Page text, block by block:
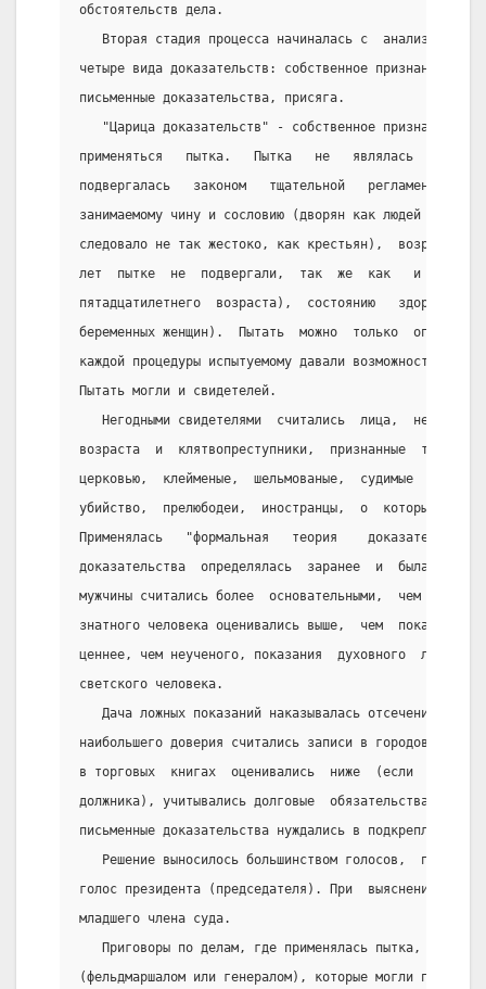
обстоятельств дела.
Вторая стадия процесса начиналась с  анализа
четыре вида доказательств: собственное признание,
письменные доказательства, присяга.
"Царица доказательств" - собственное признание.
применяться   пытка.   Пытка   не   являлась
подвергалась   законом   тщательной
занимаемому чину и сословию (дворян как людей
следовало не так жестоко, как крестьян),  возрасту
лет  пытке  не  подвергали,  так  же  как   и
пятадцатилетнего  возраста),  состоянию   здоровья
беременных женщин).  Пытать  можно  только
каждой процедуры испытуемому давали возможность
Пытать могли и свидетелей.
Негодными свидетелями  считались  лица,  не
возраста  и  клятвопреступники,  признанные
церковью,  клейменые,  шельмованые,  судимые  -  за
убийство,  прелюбодеи,  иностранцы,  о  которых  нет
Применялась   "формальная   теория
доказательства  определялась  заранее  и  была
мужчины считались более  основательными,  чем
знатного человека оценивались выше,  чем  показания
ценнее, чем неученого, показания  духовного  лица  -
светского человека.
Дача ложных показаний наказывалась отсечением
наибольшего доверия считались записи в городовых и
в торговых  книгах  оценивались  ниже  (если  там
должника), учитывались долговые  обязательства  и
письменные доказательства нуждались в подкреплении
Решение выносилось большинством голосов,  при  их
голос президента (председателя). При  выяснении
младшего члена суда.
Приговоры по делам, где применялась пытка,
(фельдмаршалом или генералом), которые могли